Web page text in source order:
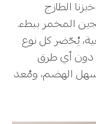
اﻟﻄﺎزج
اﻟﻤﺨﻤﺮ ﺑﺒﻂء.
ﻳُﺤّضر ﻛﻞ ﻧﻮع
دون أي ﻃﺮق
ﺳﻬﻞ اﻟﻬﻀﻢ، وﻣُﻌﺪ